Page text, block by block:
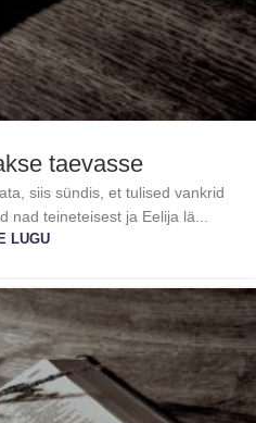
taevasse
siis sündis, et tulised vankrid
nad teineteisest ja Eelija lä...
LUGU